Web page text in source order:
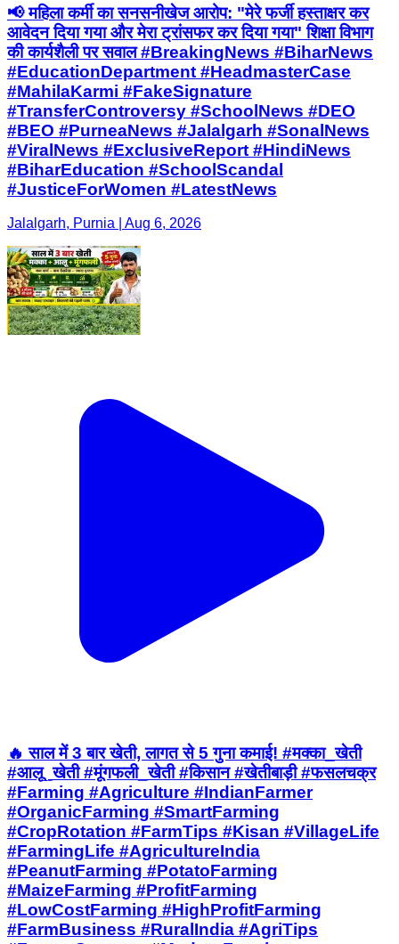
📢 महिला कर्मी का सनसनीखेज आरोप: "मेरे फर्जी हस्ताक्षर कर
आवेदन दिया गया और मेरा ट्रांसफर कर दिया गया" शिक्षा विभाग
की कार्यशैली पर सवाल #BreakingNews #BiharNews
#EducationDepartment #HeadmasterCase
#MahilaKarmi #FakeSignature
#TransferControversy #SchoolNews #DEO
#BEO #PurneaNews #Jalalgarh #SonalNews
#ViralNews #ExclusiveReport #HindiNews
#BiharEducation #SchoolScandal
#JusticeForWomen #LatestNews
Jalalgarh, Purnia | Aug 6, 2026
🔥 साल में 3 बार खेती, लागत से 5 गुना कमाई! #मक्का_खेती
#आलू_खेती #मूंगफली_खेती #किसान #खेतीबाड़ी #फसलचक्र
#Farming #Agriculture #IndianFarmer
#OrganicFarming #SmartFarming
#CropRotation #FarmTips #Kisan #VillageLife
#FarmingLife #AgricultureIndia
#PeanutFarming #PotatoFarming
#MaizeFarming #ProfitFarming
#LowCostFarming #HighProfitFarming
#FarmBusiness #RuralIndia #AgriTips